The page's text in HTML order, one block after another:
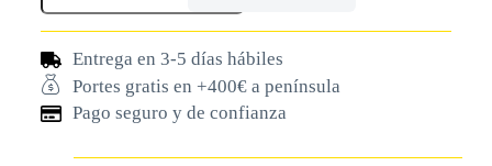
Entrega en 3-5 días hábiles
Portes gratis en +400€ a península
Pago seguro y de confianza